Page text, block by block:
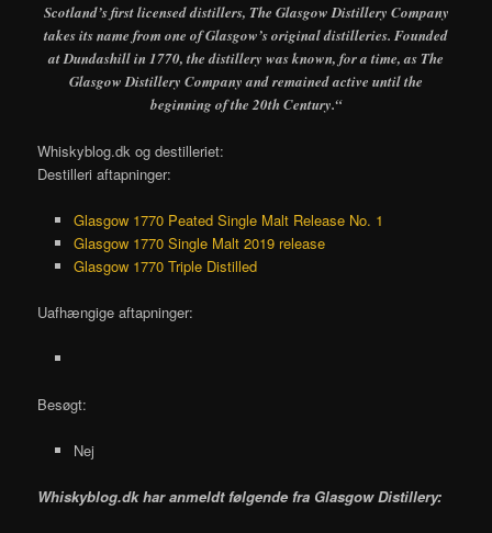
Scotland’s first licensed distillers, The Glasgow Distillery Company
takes its name from one of Glasgow’s original distilleries. Founded
at Dundashill in 1770, the distillery was known, for a time, as The
Glasgow Distillery Company and remained active until the
beginning of the 20th Century.“
Whiskyblog.dk og destilleriet:
Destilleri aftapninger:
Glasgow 1770 Peated Single Malt Release No. 1
Glasgow 1770 Single Malt 2019 release
Glasgow 1770 Triple Distilled
Uafhængige aftapninger:
Besøgt:
Nej
Whiskyblog.dk har anmeldt følgende fra Glasgow Distillery: